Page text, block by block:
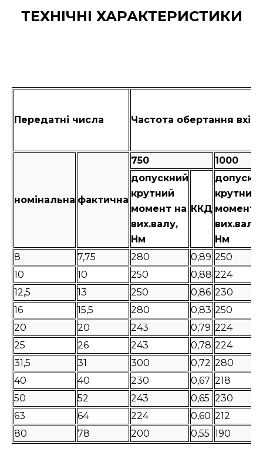
ТЕХНІЧНІ ХАРАКТЕРИСТИКИ
Передатні числа Частота обертання
номінальна фактична
750
1000
допускний
крутний
момент на
вих.валу,
Нм
ККД
крутний
момент
вих.валу,
Нм
8
7,75 280 0,89 250
10
10 250 0,88 224
12,5
13 250 0,86 230
16
15,5 280 0,83 250
20
20 243 0,79 224
25
26 243 0,78 224
31,5
31 300 0,72 280
40
40 230 0,67 218
50
52 243 0,65 230
63
64 224 0,60 212
80
78 200 0,55 190